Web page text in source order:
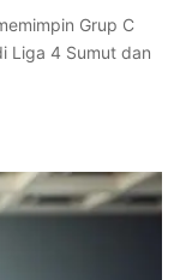
Grup C
Liga 4 Sumut dan